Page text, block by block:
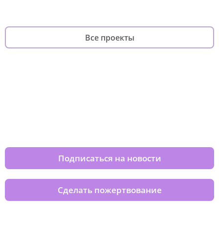
Все проекты
Подписаться на новости
Сделать пожертвование